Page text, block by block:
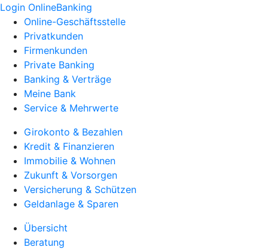
Login OnlineBanking
Online-Geschäftsstelle
Privatkunden
Firmenkunden
Private Banking
Banking & Verträge
Meine Bank
Service & Mehrwerte
Girokonto & Bezahlen
Kredit & Finanzieren
Immobilie & Wohnen
Zukunft & Vorsorgen
Versicherung & Schützen
Geldanlage & Sparen
Übersicht
Beratung